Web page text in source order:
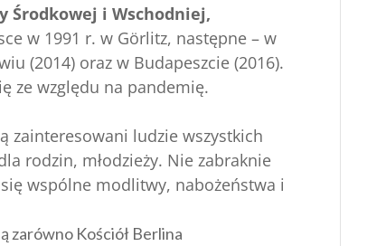
Środkowej i Wschodniej,
w 1991 r. w Görlitz, następne – w
(2014) oraz w Budapeszcie (2016).
ze względu na pandemię.
zainteresowani ludzie wszystkich
rodzin, młodzieży. Nie zabraknie
wspólne modlitwy, nabożeństwa i
zarówno Kościół Berlina